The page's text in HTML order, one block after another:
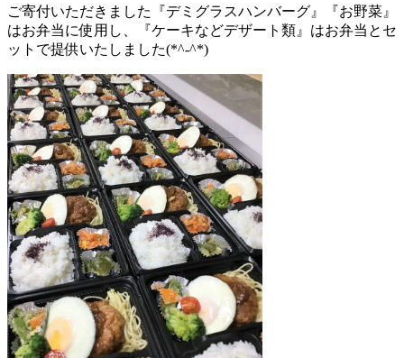
ご寄付いただきました『デミグラスハンバーグ』『お野菜』
はお弁当に使用し、『ケーキなどデザート類』はお弁当とセ
ットで提供いたしました(*^-^*)